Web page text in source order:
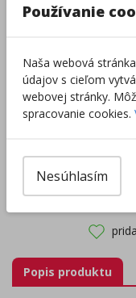
Pri
Rozdávame
Nakúpte za ďalších
Výrobca/
Popis produktu
Používanie
Naša webová
údajov s cieľom
webovej stránky.
spracovanie cookies.
Nesúhlasím